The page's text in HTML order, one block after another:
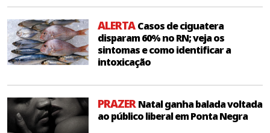
ALERTACasos de ciguatera
disparam 60% no RN; veja os
sintomas e como identificar a
intoxicação
PRAZERNatal ganha balada voltada
ao público liberal em Ponta Negra